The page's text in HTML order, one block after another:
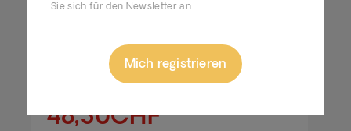
Ideal für Ihren Alltag.
48,30CHF
Sie sich für den Newsletter an.
Mich registrieren